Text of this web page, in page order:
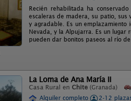
Recién rehabilitada ha
escaleras de madera, su patio, sus
y agradable. Es un emplazamiento
Nevada, y la Alpujarra. Es un lugar
pueden dar bonitos paseos al río
La Loma de Ana María II
Casa Rural en Chite (Granada)
Alquiler completo
2-12